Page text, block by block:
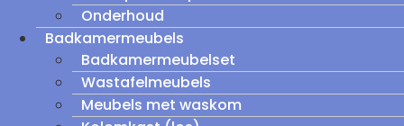
Onderhoud
Badkamermeubels
Badkamermeubelset
Wastafelmeubels
Meubels met waskom